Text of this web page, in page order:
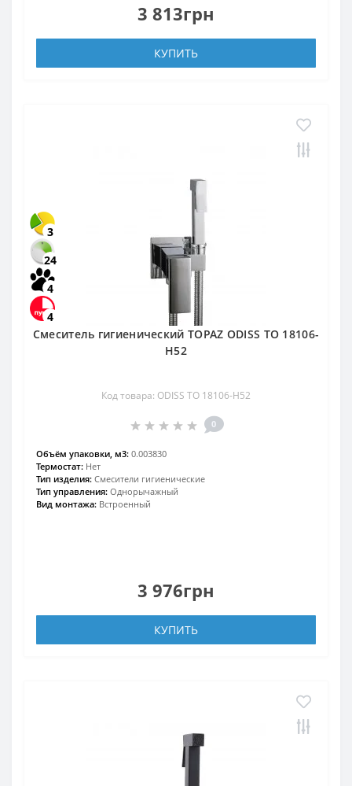
3 813грн
КУПИТЬ
3
24
4
4
Смеситель гигиенический TOPAZ ODISS TO 18106-
H52
Код товара: ODISS TO 18106-H52
0
Объём упаковки, м3: 0.003830
Термостат: Нет
Тип изделия: Смесители гигиенические
Тип управления: Однорычажный
Вид монтажа: Встроенный
3 976грн
КУПИТЬ